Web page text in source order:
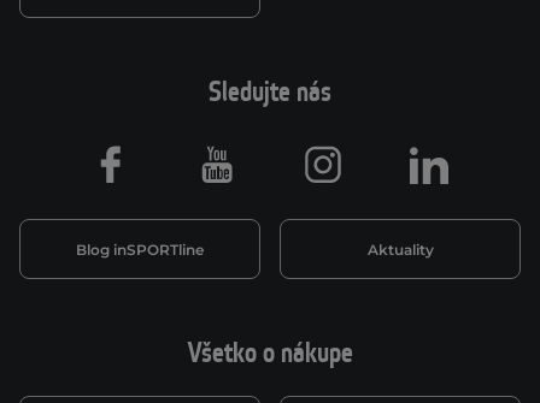
Všetko o nákupe
Sledujte nás
Blog inSPORTline Aktuality
Facebook Youtube Instagram LinkedIn